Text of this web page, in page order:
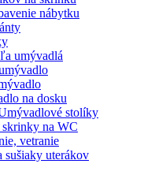
nábytku
umývadlá
na dosku
stolíky
na WC
vetranie
sušiaky uterákov